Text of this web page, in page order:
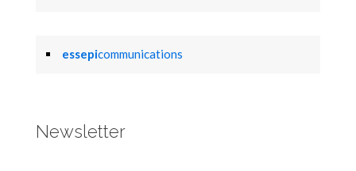
essepicommunications
Newsletter